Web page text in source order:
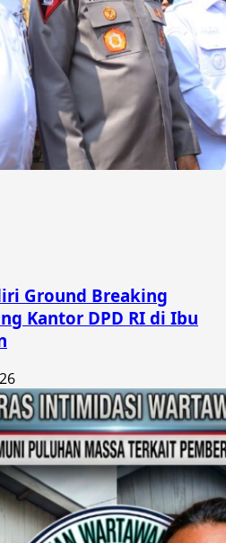
Ground Breaking
Kantor DPD RI di Ibu